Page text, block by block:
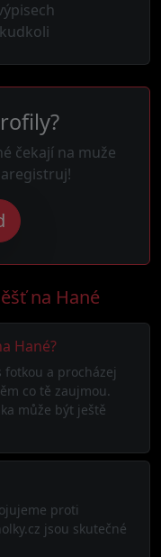
čekají na muže
na Hané
Hané?
a procházej
co tě zaujmou.
může být ještě
proti
jsou skutečné